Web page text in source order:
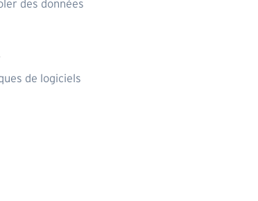
des données
de logiciels